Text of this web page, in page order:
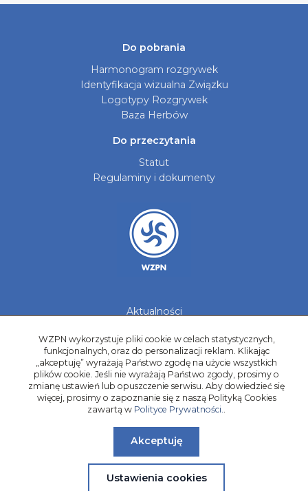
Do pobrania
Harmonogram rozgrywek
Identyfikacja wizualna Związku
Logotypy Rozgrywek
Baza Herbów
Do przeczytania
Statut
Regulaminy i dokumenty
Aktualności
Kontakt
Kadry Regionów
Program Grantowy
Dziewczyny do Piłki
WZPN wykorzystuje pliki cookie w celach statystycznych,
funkcjonalnych, oraz do personalizacji reklam. Klikając
„akceptuję” wyrażają Państwo zgodę na użycie wszystkich
plików cookie. Jeśli nie wyrażają Państwo zgody, prosimy o
zmianę ustawień lub opuszczenie serwisu. Aby dowiedzieć się
więcej, prosimy o zapoznanie się z naszą Polityką Cookies
zawartą w Polityce Prywatności..
Akceptuję
Ustawienia cookies